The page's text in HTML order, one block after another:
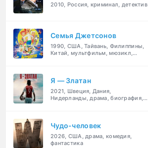
2010, Россия, криминал, детектив
Семья Джетсонов
1990, США, Тайвань, Филиппины,
Китай, мультфильм, мюзикл,
Я — Златан
2021, Швеция, Дания,
Нидерланды, драма, биография,
Чудо-человек
2026, США, драма, комедия,
фантастика